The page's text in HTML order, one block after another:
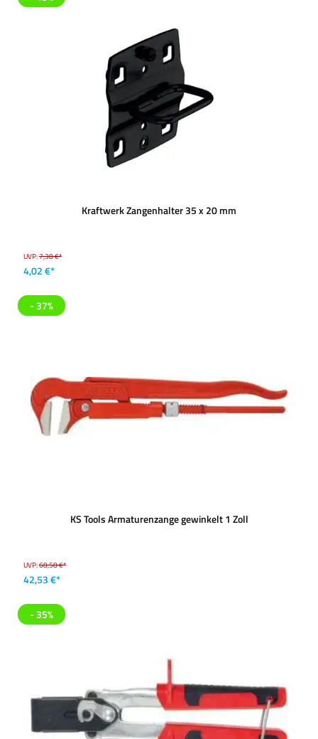
Kraftwerk Zangenhalter 35 x 20 mm
UVP:7,38 €*
4,02 €*
- 37%
KS Tools Armaturenzange gewinkelt 1 Zoll
UVP:68,58 €*
42,53 €*
- 35%